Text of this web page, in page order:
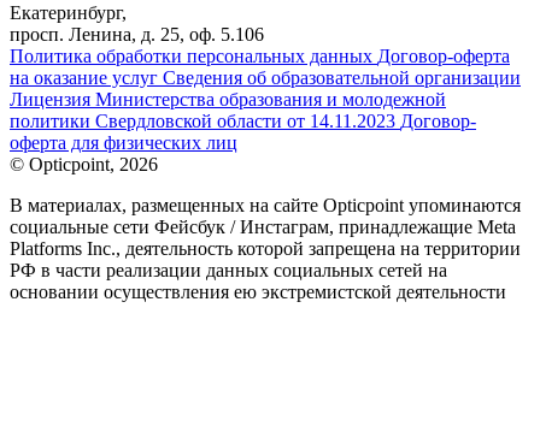
Екатеринбург,
просп. Ленина, д. 25, оф. 5.106
Политика обработки персональных данных Договор-оферта
на оказание услуг Сведения об образовательной организации
Лицензия Министерства образования и молодежной
политики Свердловской области от 14.11.2023 Договор-
оферта для физических лиц
© Opticpoint, 2026
В материалах, размещенных на сайте Opticpoint упоминаются
социальные сети Фейсбук / Инстаграм, принадлежащие Meta
Platforms Inc., деятельность которой запрещена на территории
РФ в части реализации данных социальных сетей на
основании осуществления ею экстремистской деятельности